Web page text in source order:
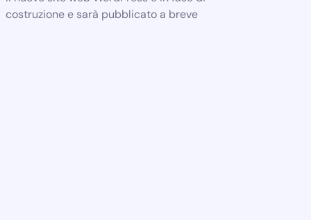
costruzione e sarà pubblicato a breve